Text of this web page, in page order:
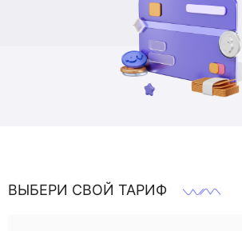
ВЫБЕРИ СВОЙ ТАРИФ